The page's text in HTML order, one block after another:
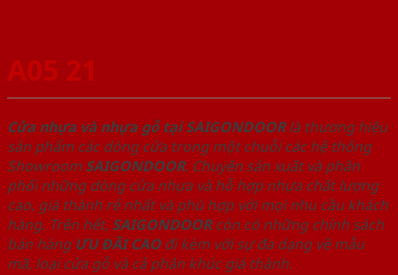
A05 21
Cửa nhựa và nhựa gỗ tại SAIGONDOORlà thương hiệu
sản phẩm các dòng cửa trong một chuỗi các hệ thống
Showroom SAIGONDOOR. Chuyên sản xuất và phân
phối những dòng cửa nhựa và hỗ hợp nhựa chất lượng
cao, giá thành rẻ nhất và phù hợp với mọi nhu cầu khách
hàng. Trên hết, SAIGONDOORcòn có những chính sách
bán hàng ƯU ĐÃI CAOđi kèm với sự đa dạng về mẫu
mã, loại cửa gỗ và cả phân khúc giá thành.